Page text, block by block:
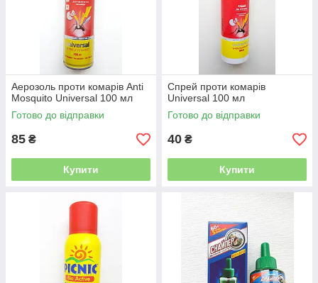
Аерозоль проти комарів Anti
Mosquito Universal 100 мл
Готово до відправки
85 ₴
Купити
Спрей проти комарів
Universal 100 мл
Готово до відправки
40 ₴
Купити